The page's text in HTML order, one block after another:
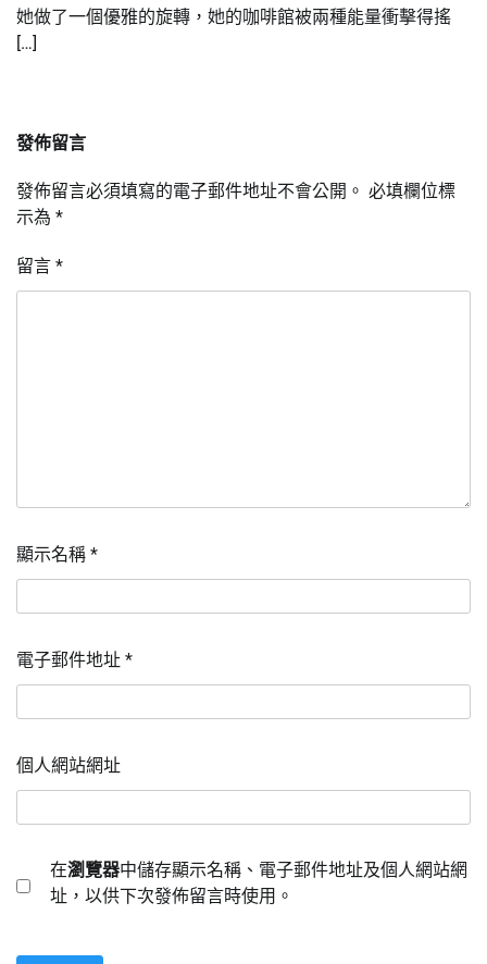
她做了一個優雅的旋轉，她的咖啡館被兩種能量衝擊得搖
[…]
發佈留言
發佈留言必須填寫的電子郵件地址不會公開。 必填欄位標
示為 *
留言 *
顯示名稱 *
電子郵件地址 *
個人網站網址
在瀏覽器中儲存顯示名稱、電子郵件地址及個人網站網
址，以供下次發佈留言時使用。